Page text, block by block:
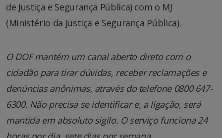
de Justiça e Segurança Pública) com o MJ
(Ministério da Justiça e Segurança Pública).
O DOF mantém um canal aberto direto com o
cidadão para tirar dúvidas, receber reclamações e
denúncias anônimas, através do telefone 0800 647-
6300. Não precisa se identificar e, a ligação, será
mantida em absoluto sigilo. O serviço funciona 24